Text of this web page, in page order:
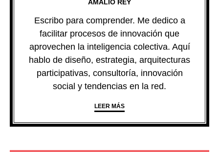
AMALIO REY
Escribo para comprender. Me dedico a
facilitar procesos de innovación que
aprovechen la inteligencia colectiva. Aquí
hablo de diseño, estrategia, arquitecturas
participativas, consultoría, innovación
social y tendencias en la red.
LEER MÁS